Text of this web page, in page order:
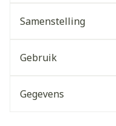
Samenstelling
Gebruik
Gegevens